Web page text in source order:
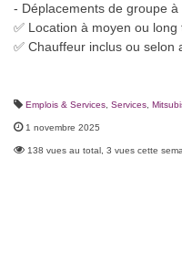
- Déplacements de groupe à
✅ Location à moyen ou long
✅ Chauffeur inclus ou selon
Emplois & Services Services
1 novembre 2025
138 vues au total, 3 vues cette